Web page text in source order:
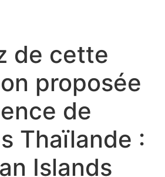
de cette
proposée
de
Thaïlande :
Islands